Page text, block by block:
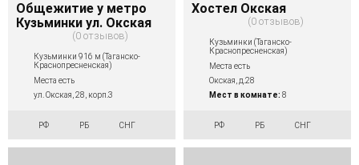
Общежитие у метро
Кузьминки ул. Окская
0 отзывов
Кузьминки 916 м (Таганско-
Краснопресненская)
Места есть
ул. Окская, 28, корп.3
РФ РБ СНГ
Хостел Окская
0 отзывов
Кузьминки (Таганско-
Краснопресненская)
Места есть
Окская, д.28
Мест в комнате: 8
РФ РБ СНГ